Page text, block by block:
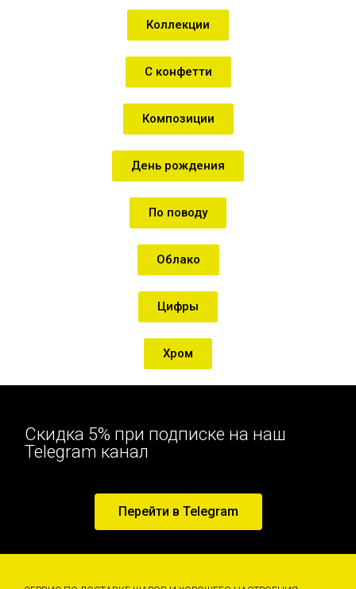
Коллекции
С конфетти
Композиции
День рождения
По поводу
Облако
Цифры
Хром
Скидка 5% при подписке на наш
Telegram канал
Перейти в Telegram